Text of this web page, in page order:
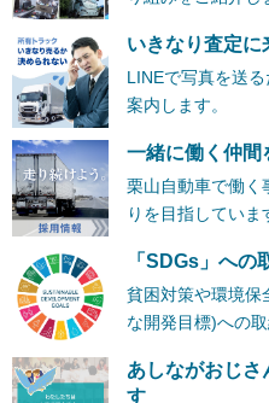
いきなり査定
LINEで写真を送
案内します。
一緒に働く仲間
栗山自動車で働く
りを目指していま
「SDGs」への
貧困対策や環境保
な開発目標)への
あしながおじさ
す